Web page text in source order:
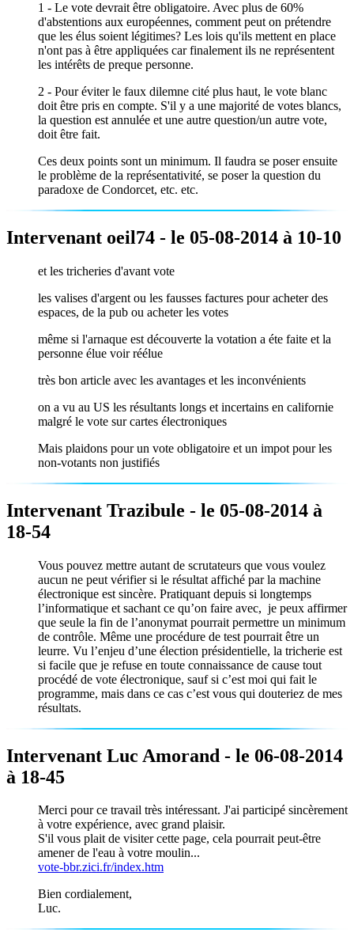
1 - Le vote devrait être obligatoire. Avec plus de 60%
d'abstentions aux européennes, comment peut on prétendre
que les élus soient légitimes? Les lois qu'ils mettent en place
n'ont pas à être appliquées car finalement ils ne représentent
les intérêts de preque personne.
2 - Pour éviter le faux dilemne cité plus haut, le vote blanc
doit être pris en compte. S'il y a une majorité de votes blancs,
la question est annulée et une autre question/un autre vote,
doit être fait.
Ces deux points sont un minimum. Il faudra se poser ensuite
le problème de la représentativité, se poser la question du
paradoxe de Condorcet, etc. etc.
Intervenant oeil74 - le 05-08-2014 à 10-10
et les tricheries d'avant vote
les valises d'argent ou les fausses factures pour acheter des
espaces, de la pub ou acheter les votes
même si l'arnaque est découverte la votation a éte faite et la
personne élue voir réélue
très bon article avec les avantages et les inconvénients
on a vu au US les résultants longs et incertains en californie
malgré le vote sur cartes électroniques
Mais plaidons pour un vote obligatoire et un impot pour les
non-votants non justifiés
Intervenant Trazibule - le 05-08-2014 à
18-54
Vous pouvez mettre autant de scrutateurs que vous voulez
aucun ne peut vérifier si le résultat affiché par la machine
électronique est sincère. Pratiquant depuis si longtemps
l’informatique et sachant ce qu’on faire avec, je peux affirmer
que seule la fin de l’anonymat pourrait permettre un minimum
de contrôle. Même une procédure de test pourrait être un
leurre. Vu l’enjeu d’une élection présidentielle, la tricherie est
si facile que je refuse en toute connaissance de cause tout
procédé de vote électronique, sauf si c’est moi qui fait le
programme, mais dans ce cas c’est vous qui douteriez de mes
résultats.
Intervenant Luc Amorand - le 06-08-2014
à 18-45
Merci pour ce travail très intéressant. J'ai participé sincèrement
à votre expérience, avec grand plaisir.
S'il vous plait de visiter cette page, cela pourrait peut-être
amener de l'eau à votre moulin...
vote-bbr.zici.fr/index.htm
Bien cordialement,
Luc.